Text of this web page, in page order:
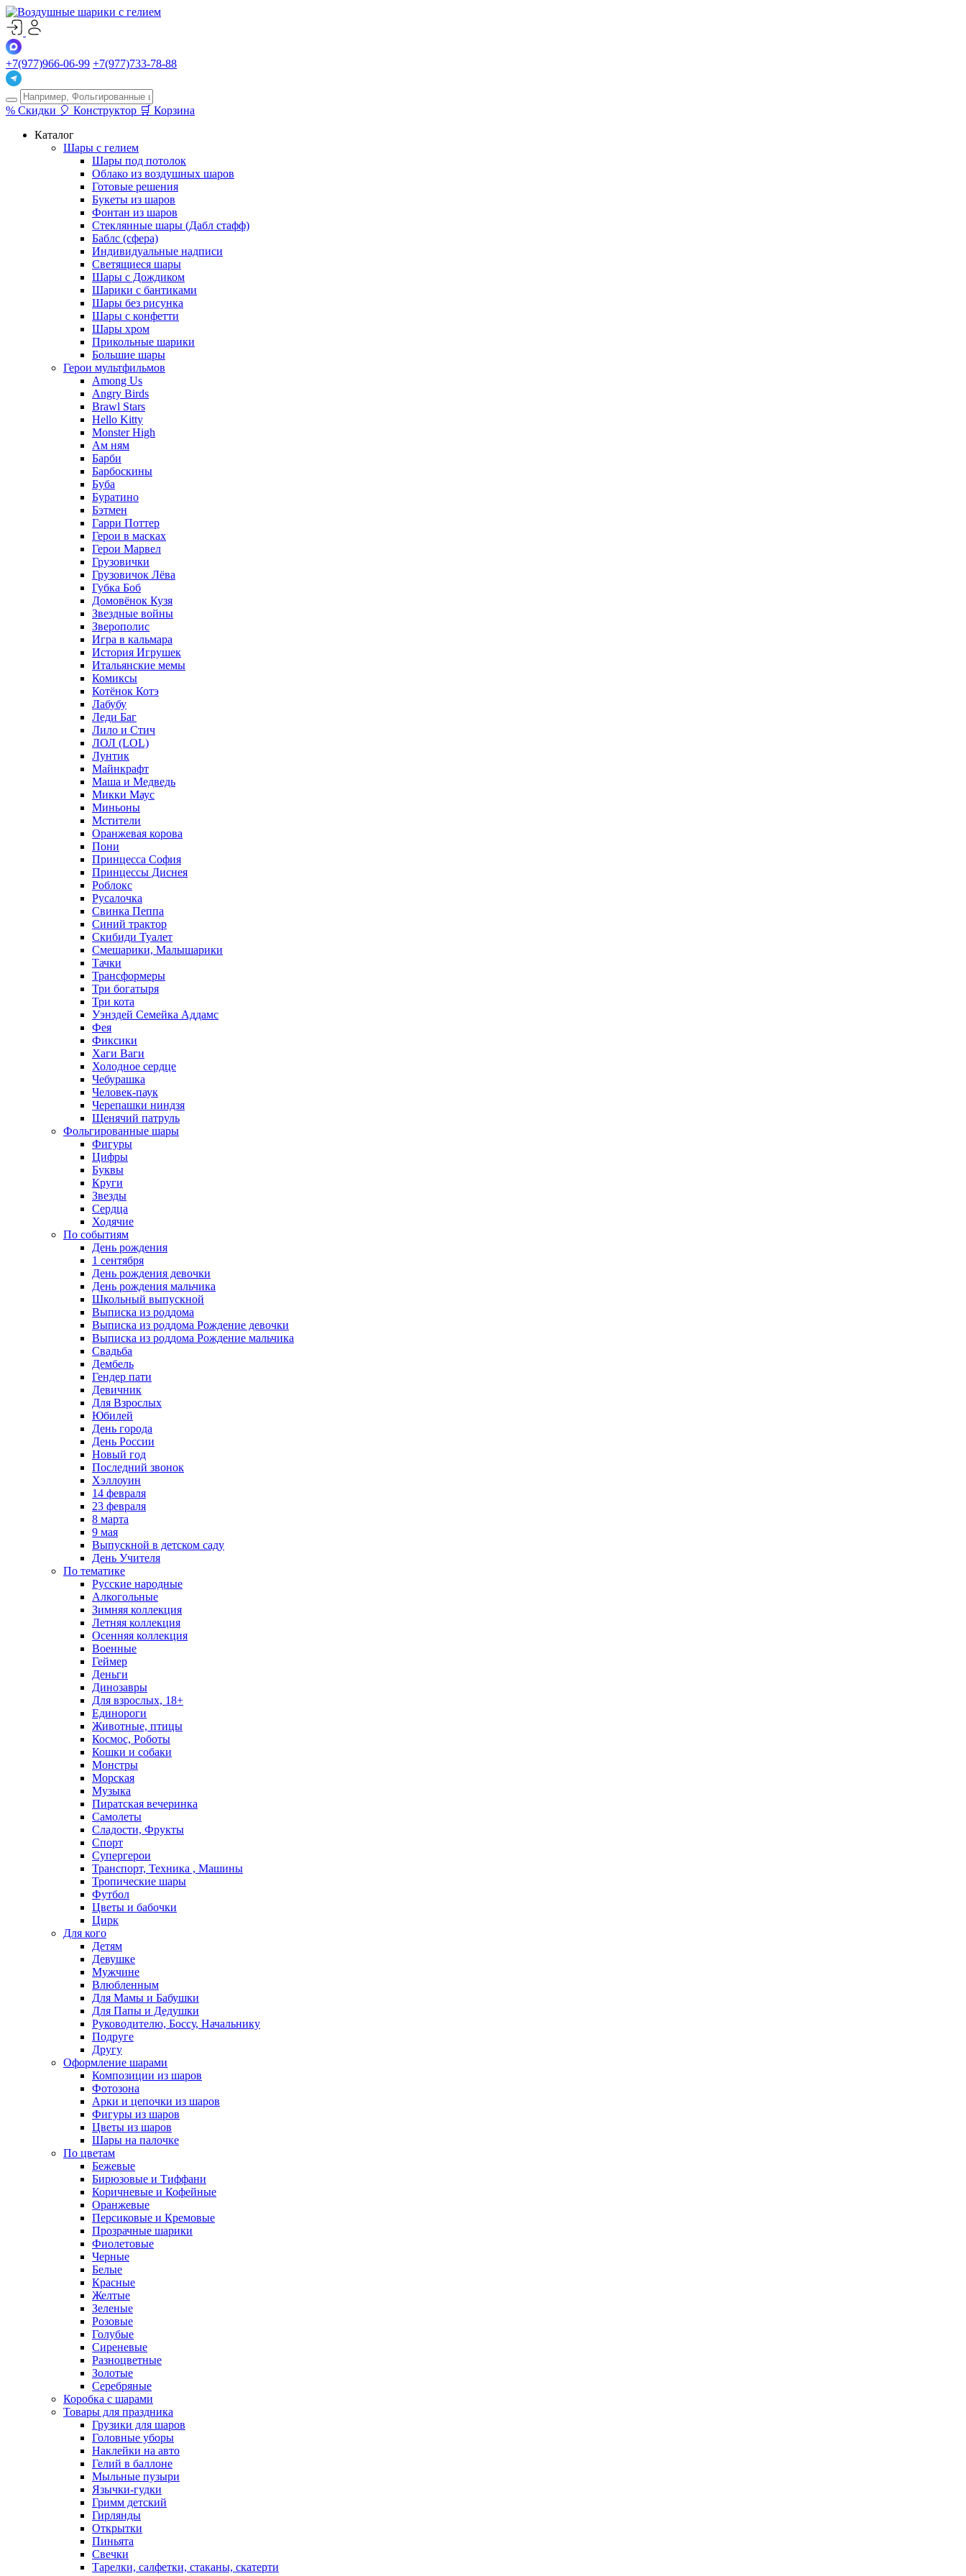
+7(977)966-06-99 +7(977)733-78-88
% Скидки 🎈 Конструктор 🛒 Корзина
Каталог
Шары с гелием
Шары под потолок
Облако из воздушных шаров
Готовые решения
Букеты из шаров
Фонтан из шаров
Стеклянные шары (Дабл стафф)
Баблс (сфера)
Индивидуальные надписи
Светящиеся шары
Шары с Дождиком
Шарики с бантиками
Шары без рисунка
Шары с конфетти
Шары хром
Прикольные шарики
Большие шары
Герои мультфильмов
Among Us
Angry Birds
Brawl Stars
Hello Kitty
Monster High
Ам ням
Барби
Барбоскины
Буба
Буратино
Бэтмен
Гарри Поттер
Герои в масках
Герои Марвел
Грузовички
Грузовичок Лёва
Губка Боб
Домовёнок Кузя
Звездные войны
Зверополис
Игра в кальмара
История Игрушек
Итальянские мемы
Комиксы
Котёнок Котэ
Лабубу
Леди Баг
Лило и Стич
ЛОЛ (LOL)
Лунтик
Майнкрафт
Маша и Медведь
Микки Маус
Миньоны
Мстители
Оранжевая корова
Пони
Принцесса София
Принцессы Диснея
Роблокс
Русалочка
Свинка Пеппа
Синий трактор
Скибиди Туалет
Смешарики, Малышарики
Тачки
Трансформеры
Три богатыря
Три кота
Уэнздей Семейка Аддамс
Фея
Фиксики
Хаги Ваги
Холодное сердце
Чебурашка
Человек-паук
Черепашки ниндзя
Щенячий патруль
Фольгированные шары
Фигуры
Цифры
Буквы
Круги
Звезды
Сердца
Ходячие
По событиям
День рождения
1 сентября
День рождения девочки
День рождения мальчика
Школьный выпускной
Выписка из роддома
Выписка из роддома Рождение девочки
Выписка из роддома Рождение мальчика
Свадьба
Дембель
Гендер пати
Девичник
Для Взрослых
Юбилей
День города
День России
Новый год
Последний звонок
Хэллоуин
14 февраля
23 февраля
8 марта
9 мая
Выпускной в детском саду
День Учителя
По тематике
Русские народные
Алкогольные
Зимняя коллекция
Летняя коллекция
Осенняя коллекция
Военные
Геймер
Деньги
Динозавры
Для взрослых, 18+
Единороги
Животные, птицы
Космос, Роботы
Кошки и собаки
Монстры
Морская
Музыка
Пиратская вечеринка
Самолеты
Сладости, Фрукты
Спорт
Супергерои
Транспорт, Техника , Машины
Тропические шары
Футбол
Цветы и бабочки
Цирк
Для кого
Детям
Девушке
Мужчине
Влюбленным
Для Мамы и Бабушки
Для Папы и Дедушки
Руководителю, Боссу, Начальнику
Подруге
Другу
Оформление шарами
Композиции из шаров
Фотозона
Арки и цепочки из шаров
Фигуры из шаров
Цветы из шаров
Шары на палочке
По цветам
Бежевые
Бирюзовые и Тиффани
Коричневые и Кофейные
Оранжевые
Персиковые и Кремовые
Прозрачные шарики
Фиолетовые
Черные
Белые
Красные
Желтые
Зеленые
Розовые
Голубые
Сиреневые
Разноцветные
Золотые
Серебряные
Коробка с шарами
Товары для праздника
Грузики для шаров
Головные уборы
Наклейки на авто
Гелий в баллоне
Мыльные пузыри
Язычки-гудки
Гримм детский
Гирлянды
Открытки
Пиньята
Свечки
Тарелки, салфетки, стаканы, скатерти